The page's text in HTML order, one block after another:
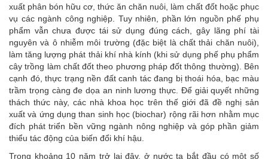
xuất phân bón hữu cơ, thức ăn chăn nuôi, làm chất đốt hoặc phục
vụ các ngành công nghiệp. Tuy nhiên, phần lớn nguồn phế phụ
phẩm vẫn chưa được tái sử dụng đúng cách, gây lãng phí tài
nguyên và ô nhiễm môi trường (đặc biệt là chất thải chăn nuôi),
làm tăng lượng phát thải khí nhà kính (khi sử dụng phế phụ phẩm
cây trồng làm chất đốt theo phương pháp đốt thông thường). Bên
cạnh đó, thực trạng nền đất canh tác đang bị thoái hóa, bạc màu
trầm trọng càng đe dọa an ninh lương thực. Để giải quyết những
thách thức này, các nhà khoa học trên thế giới đã đề nghị sản
xuất và ứng dụng than sinh học (biochar) rộng rãi hơn nhằm mục
đích phát triển bền vững ngành nông nghiệp và góp phần giảm
thiểu tác động của biến đổi khí hậu.
Trong khoảng 10 năm trở lại đây, ở nước ta bắt đầu có một số